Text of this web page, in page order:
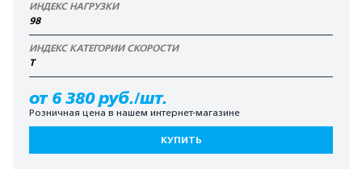
ИНДЕКС НАГРУЗКИ
98
ИНДЕКС КАТЕГОРИИ СКОРОСТИ
T
от 6 380 руб./шт.
Розничная цена в нашем интернет-магазине
КУПИТЬ